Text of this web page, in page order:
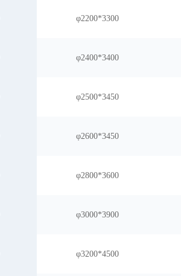
φ2200*3300
φ2400*3400
φ2500*3450
φ2600*3450
φ2800*3600
φ3000*3900
φ3200*4500